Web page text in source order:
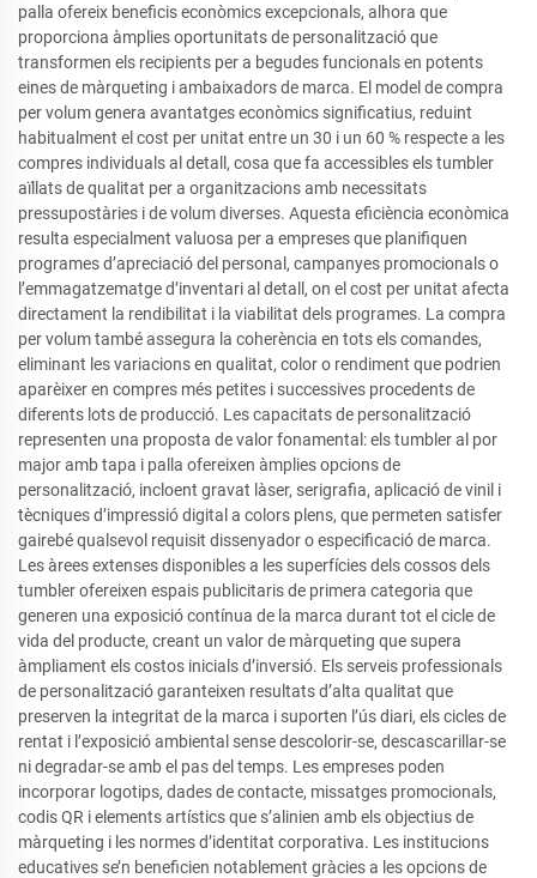
palla ofereix beneficis econòmics excepcionals, alhora que
proporciona àmplies oportunitats de personalització que
transformen els recipients per a begudes funcionals en potents
eines de màrqueting i ambaixadors de marca. El model de compra
per volum genera avantatges econòmics significatius, reduint
habitualment el cost per unitat entre un 30 i un 60 % respecte a les
compres individuals al detall, cosa que fa accessibles els tumbler
aïllats de qualitat per a organitzacions amb necessitats
pressupostàries i de volum diverses. Aquesta eficiència econòmica
resulta especialment valuosa per a empreses que planifiquen
programes d’apreciació del personal, campanyes promocionals o
l’emmagatzematge d’inventari al detall, on el cost per unitat afecta
directament la rendibilitat i la viabilitat dels programes. La compra
per volum també assegura la coherència en tots els comandes,
eliminant les variacions en qualitat, color o rendiment que podrien
aparèixer en compres més petites i successives procedents de
diferents lots de producció. Les capacitats de personalització
representen una proposta de valor fonamental: els tumbler al por
major amb tapa i palla ofereixen àmplies opcions de
personalització, incloent gravat làser, serigrafia, aplicació de vinil i
tècniques d’impressió digital a colors plens, que permeten satisfer
gairebé qualsevol requisit dissenyador o especificació de marca.
Les àrees extenses disponibles a les superfícies dels cossos dels
tumbler ofereixen espais publicitaris de primera categoria que
generen una exposició contínua de la marca durant tot el cicle de
vida del producte, creant un valor de màrqueting que supera
àmpliament els costos inicials d’inversió. Els serveis professionals
de personalització garanteixen resultats d’alta qualitat que
preserven la integritat de la marca i suporten l’ús diari, els cicles de
rentat i l’exposició ambiental sense descolorir-se, descascarillar-se
ni degradar-se amb el pas del temps. Les empreses poden
incorporar logotips, dades de contacte, missatges promocionals,
codis QR i elements artístics que s’alinien amb els objectius de
màrqueting i les normes d’identitat corporativa. Les institucions
educatives se’n beneficien notablement gràcies a les opcions de